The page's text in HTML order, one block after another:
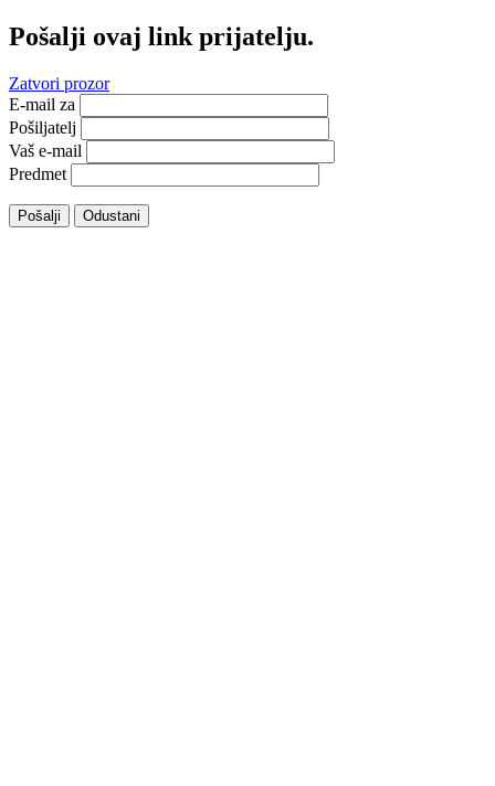
Pošalji ovaj link prijatelju.
Zatvori prozor
E-mail za
Pošiljatelj
Vaš e-mail
Predmet
Pošalji Odustani